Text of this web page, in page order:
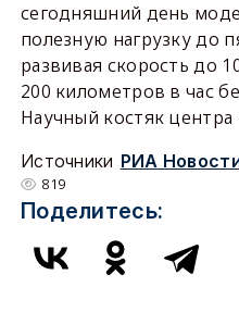
сегодняшний день
полезную нагрузку до
развивая скорость до
200 километров в час
Научный костяк
Источники РИА
819
Поделитесь: